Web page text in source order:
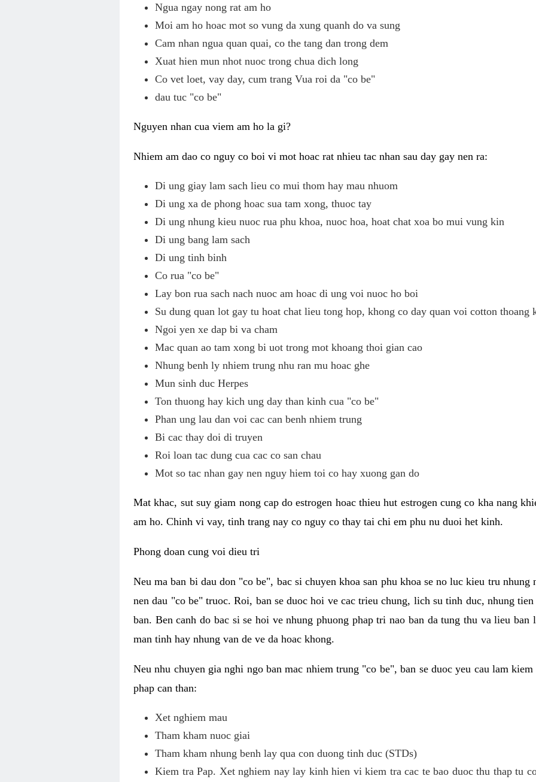
Ngua ngay nong rat am ho
Moi am ho hoac mot so vung da xung quanh do va sung
Cam nhan ngua quan quai, co the tang dan trong dem
Xuat hien mun nhot nuoc trong chua dich long
Co vet loet, vay day, cum trang Vua roi da "co be"
dau tuc "co be"
Nguyen nhan cua viem am ho la gi?
Nhiem am dao co nguy co boi vi mot hoac rat nhieu tac nhan sau day gay nen ra:
Di ung giay lam sach lieu co mui thom hay mau nhuom
Di ung xa de phong hoac sua tam xong, thuoc tay
Di ung nhung kieu nuoc rua phu khoa, nuoc hoa, hoat chat xoa bo mui vung kin
Di ung bang lam sach
Di ung tinh binh
Co rua "co be"
Lay bon rua sach nach nuoc am hoac di ung voi nuoc ho boi
Su dung quan lot gay tu hoat chat lieu tong hop, khong co day quan voi cotton thoang
Ngoi yen xe dap bi va cham
Mac quan ao tam xong bi uot trong mot khoang thoi gian cao
Nhung benh ly nhiem trung nhu ran mu hoac ghe
Mun sinh duc Herpes
Ton thuong hay kich ung day than kinh cua "co be"
Phan ung lau dan voi cac can benh nhiem trung
Bi cac thay doi di truyen
Roi loan tac dung cua cac co san chau
Mot so tac nhan gay nen nguy hiem toi co hay xuong gan do
Mat khac, sut suy giam nong cap do estrogen hoac thieu hut estrogen cung co kha nang
am ho. Chinh vi vay, tinh trang nay co nguy co thay tai chi em phu nu duoi het kinh.
Phong doan cung voi dieu tri
Neu ma ban bi dau don "co be", bac si chuyen khoa san phu khoa se no luc kieu tru nhung
nen dau "co be" truoc. Roi, ban se duoc hoi ve cac trieu chung, lich su tinh duc, nhung
ban. Ben canh do bac si se hoi ve nhung phuong phap tri nao ban da tung thu va lieu
man tinh hay nhung van de ve da hoac khong.
Neu nhu chuyen gia nghi ngo ban mac nhiem trung "co be", ban se duoc yeu cau lam
phap can than:
Xet nghiem mau
Tham kham nuoc giai
Tham kham nhung benh lay qua con duong tinh duc (STDs)
Kiem tra Pap. Xet nghiem nay lay kinh hien vi kiem tra cac te bao duoc thu thap tu